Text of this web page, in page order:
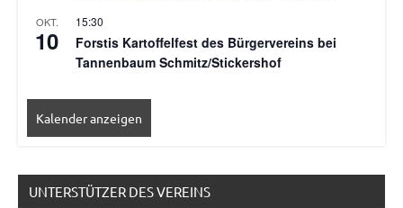
OKT.
10
15:30
Forstis Kartoffelfest des Bürgervereins bei
Tannenbaum Schmitz/Stickershof
Kalender anzeigen
UNTERSTÜTZER DES VEREINS